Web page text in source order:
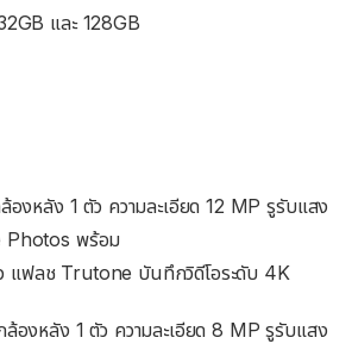
และ 128GB
องหลัง 1 ตัว ความละเอียด 12 MP รูรับแสง
พร้อม
แฟลช Trutone บันทึกวิดีโอระดับ 4K
ล้องหลัง 1 ตัว ความละเอียด 8 MP รูรับแสง